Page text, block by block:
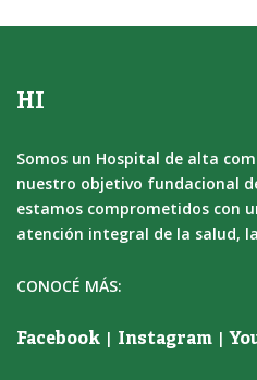
HI
Somos un Hospital de alta
nuestro objetivo fundacional
estamos comprometidos con
atención integral de la salud,
CONOCÉ MÁS:
Facebook | Instagram |